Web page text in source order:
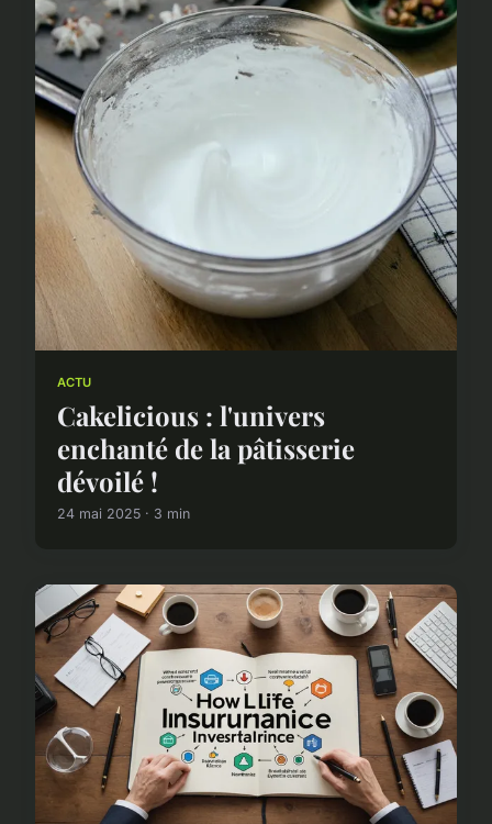
ACTU
Cakelicious : l'univers
enchanté de la pâtisserie
dévoilé !
24 mai 2025 · 3 min